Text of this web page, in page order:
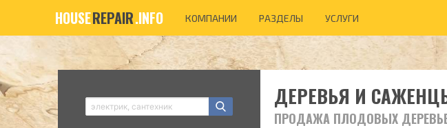
HOUSEREPAIR.INFO КОМПАНИИ РАЗДЕЛЫ УСЛУГИ
ДЕРЕВЬЯ И
ПРОДАЖА ПЛОДОВЫХ